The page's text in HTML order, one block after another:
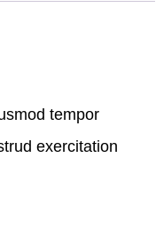
tempor
exercitation